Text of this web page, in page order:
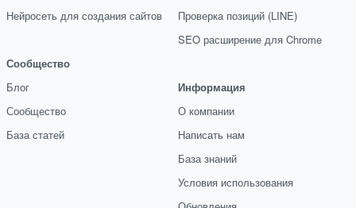
Нейросеть для создания сайтов
Сообщество
Блог
Сообщество
База статей
Проверка позиций (LINE)
SEO расширение для Chrome
Информация
О компании
Написать нам
База знаний
Условия использования